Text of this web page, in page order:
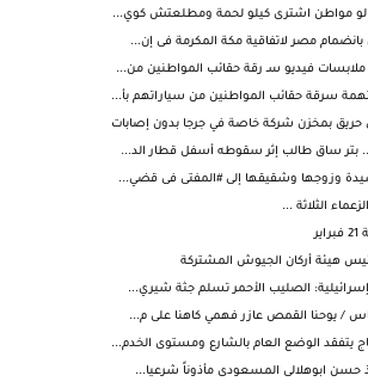
لو مواطن اشترى كيلو لحمة ومطلعتش كوي...
مصر لاتفاقية مكة المكرمة فى إن...
فيديو سـ رقة حقائب المواطنين من...
سرقة حقائب المواطنين من سياراتهم بأ...
حريق بمخزن شركة خاصة في جرجا بدون إصابات
بتر ساق طالب إثر سقوطه أسفل قطار الد...
سيدة وزوجها وشقيقها إلى #المفتى فى قضي...
الثلاثة ...
هيئة أركان الجيوش المشتركة
الصليب الأحمر تسلم جثة شيري...
/ يوحنا القمص عازر فهمي كاهنا على م...
يتفقد الوضع العام بالشارع ومستوى الخدم...
حسن ابوهلالى المسعودى مأذوناً شرعيا...